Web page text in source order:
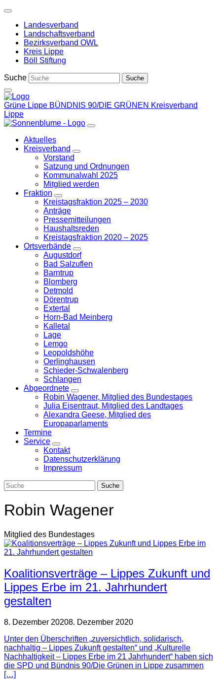
Weiter
Inhalt
Landesverband
Landschaftsverband
Bezirksverband OWL
Kreis Lippe
Böll Stiftung
Suche
Grüne Lippe BÜNDNIS 90/DIE GRÜNEN Kreisverband
Lippe
Aktuelles
Kreisverband
Zeige
Untermenü
Vorstand
Satzung und Ordnungen
Kommunalwahl 2025
Mitglied werden
Fraktion
Zeige
Untermenü
Kreistagsfraktion 2025 – 2030
Anträge
Pressemitteilungen
Haushaltsreden
Kreistagsfraktion 2020 – 2025
Ortsverbände
Zeige
Untermenü
Augustdorf
Bad Salzuflen
Barntrup
Blomberg
Detmold
Dörentrup
Extertal
Horn-Bad Meinberg
Kalletal
Lage
Lemgo
Leopoldshöhe
Oerlinghausen
Schieder-Schwalenberg
Schlangen
Abgeordnete
Zeige
Untermenü
Robin Wagener, Mitglied des Bundestages
Julia Eisentraut, Mitglied des Landtages
Alexandra Geese, Mitglied des
Europaparlaments
Termine
Service
Zeige
Untermenü
Kontakt
Datenschutzerklärung
Impressum
Robin Wagener
Mitglied des Bundestages
Koalitionsverträge – Lippes Zukunft und
Lippes Erbe im 21. Jahrhundert
gestalten
8. Dezember 20208. Dezember 2020
Unter den Überschriften „zuversichtlich, solidarisch,
nachhaltig – Lippes Zukunft gestalten“ und „Kulturelle
Nachhaltigkeit – Lippes Erbe im 21 Jahrhundert“ haben sich
die SPD und Bündnis 90/Die Grünen in Lippe zusammen
[…]